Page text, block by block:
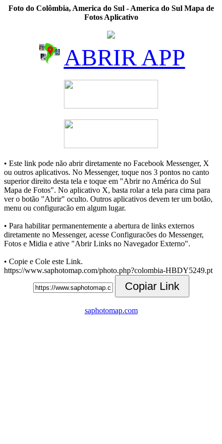
Foto do Colômbia, America do Sul - America do Sul Mapa de
Fotos Aplicativo
ABRIR APP
• Este link pode não abrir diretamente no Facebook Messenger, X
ou outros aplicativos. No Messenger, toque nos 3 pontos no canto
superior direito desta tela e toque em "Abrir no América do Sul
Mapa de Fotos". No aplicativo X, basta rolar a tela para cima para
ver o botão "Abrir" oculto. Outros aplicativos devem ter um botão,
menu ou configuracão em algum lugar.
• Para habilitar permanentemente a abertura de links externos
diretamente no Messenger, acesse Configuracões do Messenger,
Fotos e Midia e ative "Abrir Links no Navegador Externo".
• Copie e Cole este Link.
https://www.saphotomap.com/photo.php?colombia-HBDY5249.pt
Copiar Link
saphotomap.com